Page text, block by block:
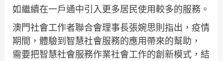
如繼續在一戶通中引入更多居民使用較多的服務。
澳門社會工作者聯合會理事長張婉思則指出，疫情
期間，體驗到智慧社會服務的應用帶來的幫助，
需要把智慧社會服務作業社會工作的創新模式，結